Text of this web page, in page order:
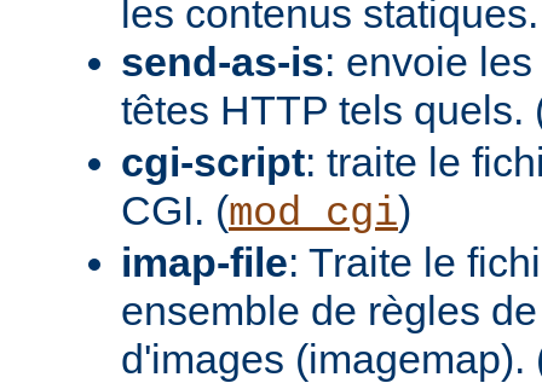
les contenus
send-as-is: envoie
têtes HTTP tels quels.
cgi-script: traite le
CGI. (mod_cgi)
imap-file: Traite le
ensemble de règles
d'images (imagemap).